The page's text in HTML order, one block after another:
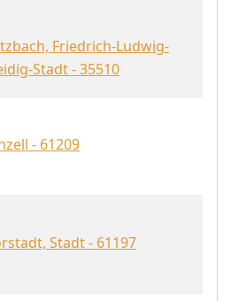
Friedrich-Ludwig-
Stadt - 35510
- 61209
Stadt - 61197